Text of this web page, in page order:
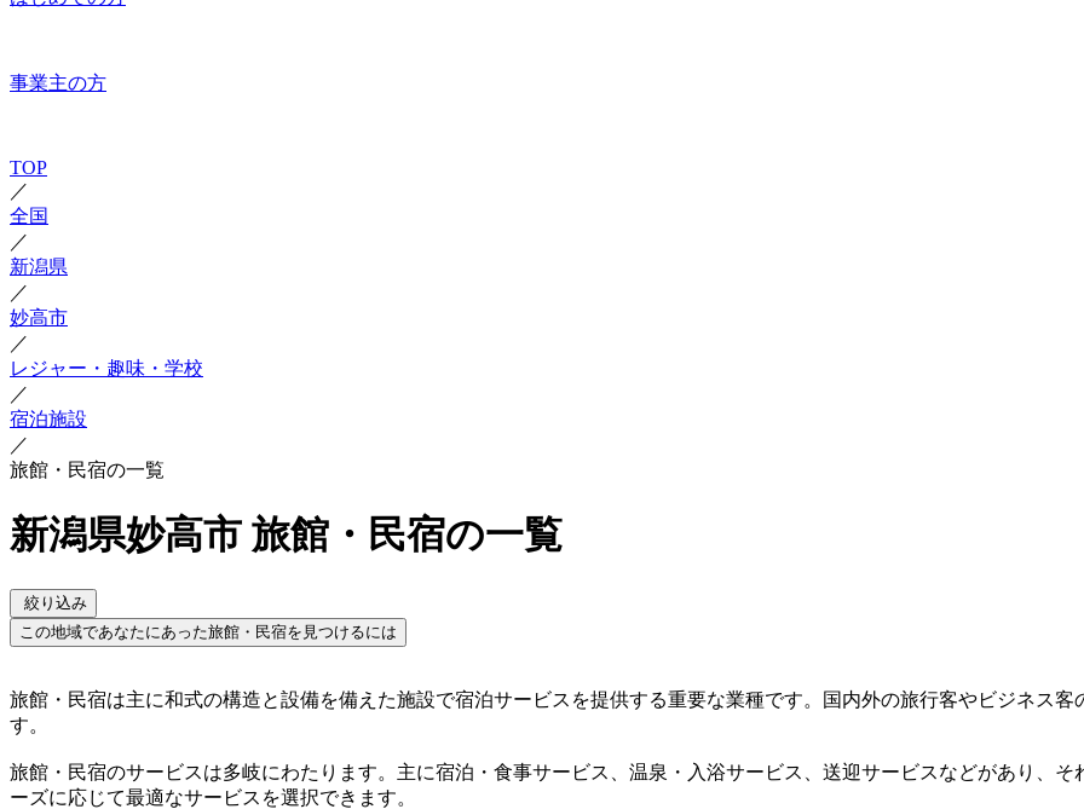
事業主の方
TOP
／
全国
／
新潟県
／
妙高市
／
レジャー・趣味・学校
／
宿泊施設
／
旅館・民宿の一覧
新潟県妙高市 旅館・民宿の一覧
絞り込み
この地域であなたにあった旅館・民宿を見つけるには
旅館・民宿は主に和式の構造と設備を備えた施設で宿泊サービスを提供する重要な業種です。国内外の旅行客やビジネス
す。
旅館・民宿のサービスは多岐にわたります。主に宿泊・食事サービス、温泉・入浴サービス、送迎サービスなどがあり、
ーズに応じて最適なサービスを選択できます。